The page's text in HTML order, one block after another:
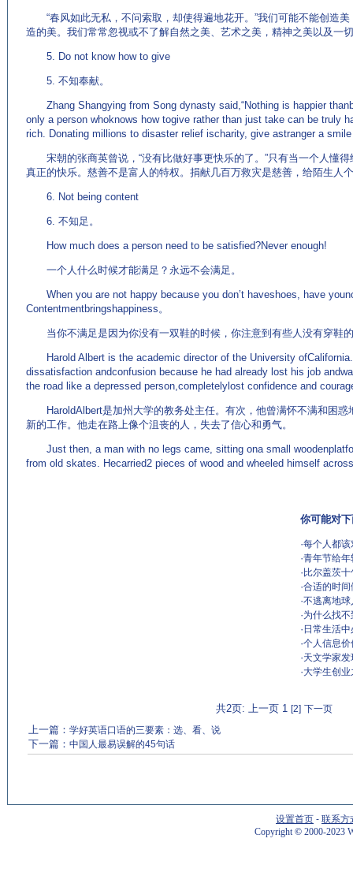
“春风如此无私，不问索取，却使得遍地花开。”我们可能不能创造美
造的美。我们常常忽视或不了解自然之美、艺术之美，精神之美以及一
5. Do not know how to give
5. 不知奉献。
Zhang Shangying from Song dynasty said,“Nothing is happier
only a person whoknows how togive rather than just take can be truly
rich. Donating millions to disaster relief ischarity, give astranger a
宋朝的张商英曾说，“没有比做好事更快乐的了。”只有当一个人懂得
真正的快乐。慈善不是富人的特权。捐献几百万救灾是慈善，给陌生人
6. Not being content
6. 不知足。
How much does a person need to be satisfied?Never enough!
一个人什么时候才能满足？永远不会满足。
When you are not happy because you don’t haveshoes, have
Contentmentbringshappiness。
当你不满足是因为你没有一双鞋的时候，你注意到有些人没有穿鞋
Harold Albert is the academic director of the University
dissatisfaction andconfusion because he had already lost his job
the road like a depressed person,completelylost confidence and
HaroldAlbert是加州大学的教务处主任。有次，他曾满怀不满和困惑
新的工作。他走在路上像个沮丧的人，失去了信心和勇气。
Just then, a man with no legs came, sitting ona small
from old skates. Hecarried2 pieces of wood and wheeled himself
你可能对
·每个人都
·青年节给
· 比尔盖茨
·合适的时
·不逃离地
·为什么找
· 日常生活
·个人信息
·天文学家发
·大学生创
共2页: 上一页 1 [2] 下一页
上一篇： 学好英语口语的三要素：选、看、说
下一篇： 中国人最易误解的45句话
设置首页 - 联系方
Copyright©2000-2023